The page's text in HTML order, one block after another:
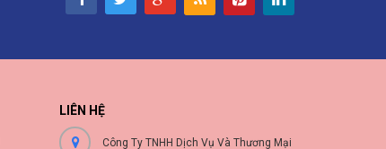
LIÊN HỆ
Công Ty TNHH Dịch Vụ Và Thương Mại